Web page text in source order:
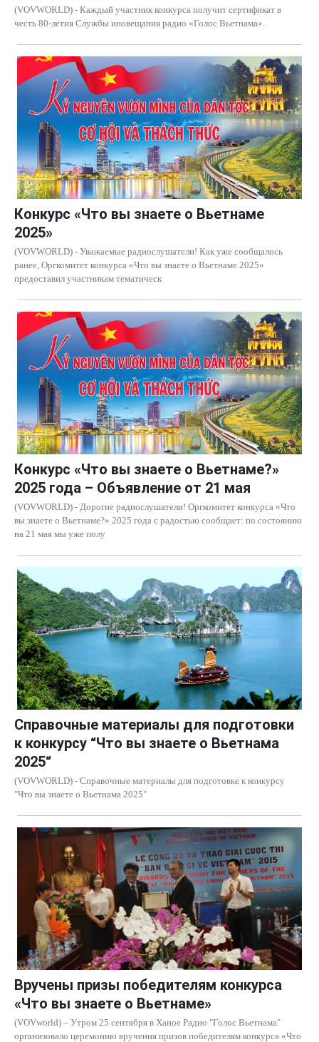
(VOVWORLD) - Каждый участник конкурса получит сертификат в
честь 80-летия Службы иновещания радио «Голос Вьетнама».
Конкурс «Что вы знаете о Вьетнаме
2025»
(VOVWORLD) - Уважаемые радиослушатели! Как уже сообщалось
ранее, Оргкомитет конкурса «Что вы знаете о Вьетнаме 2025»
предоставил участникам тематическ
Конкурс «Что вы знаете о Вьетнаме?»
2025 года – Объявление от 21 мая
(VOVWORLD) - Дорогие радиослушатели! Оргкомитет конкурса «Что
вы знаете о Вьетнаме?» 2025 года с радостью сообщает: по состоянию
на 21 мая мы уже полу
Справочные материалы для подготовки
к конкурсу “Что вы знаете о Вьетнама
2025“
(VOVWORLD) - Справочные материалы для подготовке к конкурсу
"Что вы знаете о Вьетнама 2025"
Вручены призы победителям конкурса
«Что вы знаете о Вьетнаме»
(VOVworld) – Утром 25 сентября в Ханое Радио "Голос Вьетнама"
организовало церемонию вручения призов победителям конкурса «Что